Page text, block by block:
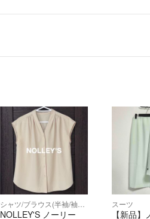
NOLLEY'S ノーリー
スーツ
【新品